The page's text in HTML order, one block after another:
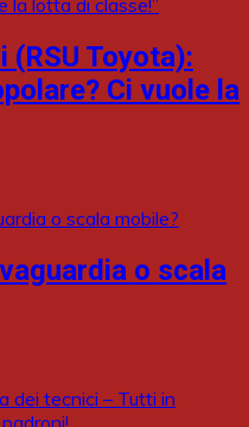
(RSU Toyota):
Ci vuole la
o scala